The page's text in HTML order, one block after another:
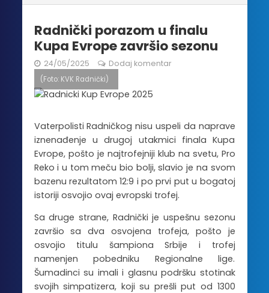
Radnički porazom u finalu
Kupa Evrope završio sezonu
24/05/2025 Dodaj komentar
(Foto: KVK Radnički)
Vaterpolisti Radničkog nisu uspeli da naprave
iznenađenje u drugoj utakmici finala Kupa
Evrope, pošto je najtrofejniji klub na svetu, Pro
Reko i u tom meču bio bolji, slavio je na svom
bazenu rezultatom 12:9 i po prvi put u bogatoj
istoriji osvojio ovaj evropski trofej.
Sa druge strane, Radnički je uspešnu sezonu
završio sa dva osvojena trofeja, pošto je
osvojio titulu šampiona Srbije i trofej
namenjen pobedniku Regionalne lige.
Šumadinci su imali i glasnu podršku stotinak
svojih simpatizera, koji su prešli put od 1300